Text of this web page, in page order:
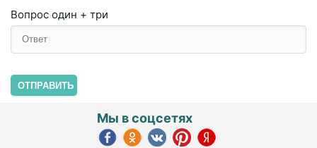
Вопрос один + три
ОТПРАВИТЬ
Мы в соцсетях